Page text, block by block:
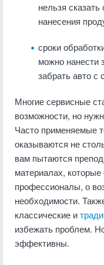
нельзя
нанесения
сроки
можно нанести
забрать авто с
Многие сервисные
возможности, но
Часто применяемые
оказываются не
вам пытаются
материалах,
профессионалы, о
необходимости.
классические и
избежать проблем.
эффективны.